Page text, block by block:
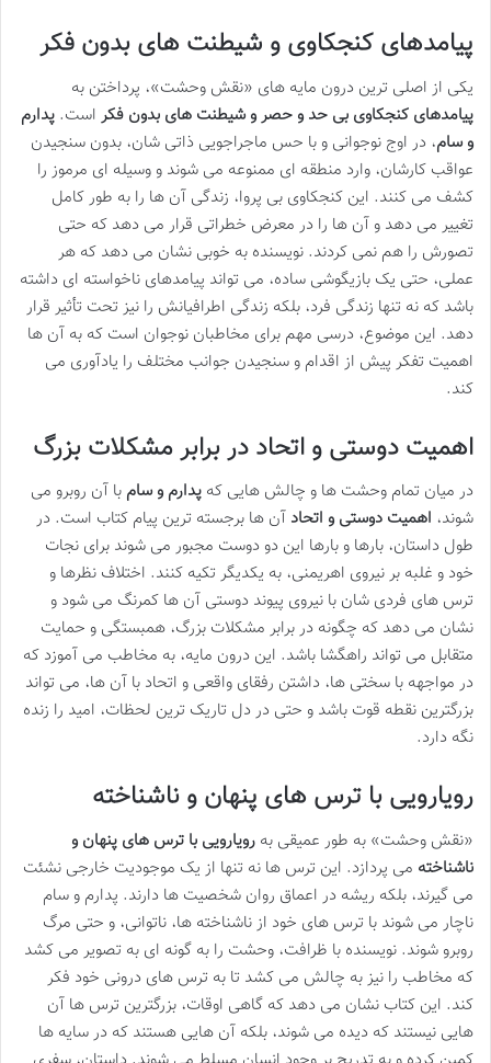
پیامدهای کنجکاوی و شیطنت های بدون فکر
یکی از اصلی ترین درون مایه های «نقش وحشت»، پرداختن به
پیامدهای کنجکاوی بی حد و حصر و شیطنت های بدون فکر است. پدارم
و سام، در اوج نوجوانی و با حس ماجراجویی ذاتی شان، بدون سنجیدن
عواقب کارشان، وارد منطقه ای ممنوعه می شوند و وسیله ای مرموز را
کشف می کنند. این کنجکاوی بی پروا، زندگی آن ها را به طور کامل
تغییر می دهد و آن ها را در معرض خطراتی قرار می دهد که حتی
تصورش را هم نمی کردند. نویسنده به خوبی نشان می دهد که هر
عملی، حتی یک بازیگوشی ساده، می تواند پیامدهای ناخواسته ای داشته
باشد که نه تنها زندگی فرد، بلکه زندگی اطرافیانش را نیز تحت تأثیر قرار
دهد. این موضوع، درسی مهم برای مخاطبان نوجوان است که به آن ها
اهمیت تفکر پیش از اقدام و سنجیدن جوانب مختلف را یادآوری می
کند.
اهمیت دوستی و اتحاد در برابر مشکلات بزرگ
در میان تمام وحشت ها و چالش هایی که پدارم و سام با آن روبرو می
شوند، اهمیت دوستی و اتحاد آن ها برجسته ترین پیام کتاب است. در
طول داستان، بارها و بارها این دو دوست مجبور می شوند برای نجات
خود و غلبه بر نیروی اهریمنی، به یکدیگر تکیه کنند. اختلاف نظرها و
ترس های فردی شان با نیروی پیوند دوستی آن ها کمرنگ می شود و
نشان می دهد که چگونه در برابر مشکلات بزرگ، همبستگی و حمایت
متقابل می تواند راهگشا باشد. این درون مایه، به مخاطب می آموزد که
در مواجهه با سختی ها، داشتن رفقای واقعی و اتحاد با آن ها، می تواند
بزرگترین نقطه قوت باشد و حتی در دل تاریک ترین لحظات، امید را زنده
نگه دارد.
رویارویی با ترس های پنهان و ناشناخته
«نقش وحشت» به طور عمیقی به رویارویی با ترس های پنهان و
ناشناخته می پردازد. این ترس ها نه تنها از یک موجودیت خارجی نشئت
می گیرند، بلکه ریشه در اعماق روان شخصیت ها دارند. پدارم و سام
ناچار می شوند با ترس های خود از ناشناخته ها، ناتوانی، و حتی مرگ
روبرو شوند. نویسنده با ظرافت، وحشت را به گونه ای به تصویر می کشد
که مخاطب را نیز به چالش می کشد تا به ترس های درونی خود فکر
کند. این کتاب نشان می دهد که گاهی اوقات، بزرگترین ترس ها آن
هایی نیستند که دیده می شوند، بلکه آن هایی هستند که در سایه ها